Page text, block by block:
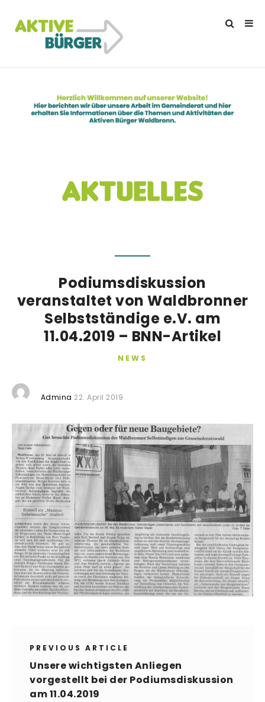
Podiumsdiskussion
veranstaltet von Waldbronner
Selbstständige e.V. am
11.04.2019 – BNN-Artikel
NEWS
Admina 22. April 2019
PREVIOUS ARTICLE
Unsere wichtigsten Anliegen
vorgestellt bei der Podiumsdiskussion
am 11.04.2019